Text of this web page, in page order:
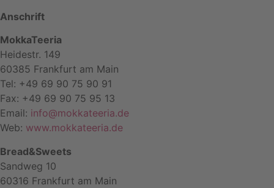
Anschrift
MokkaTeeria
Heidestr. 149
60385 Frankfurt am Main
Tel: +49 69 90 75 90 91
Fax: +49 69 90 75 95 13
Email: info@mokkateeria.de
Web: www.mokkateeria.de
Bread&Sweets
Sandweg 10
60316 Frankfurt am Main